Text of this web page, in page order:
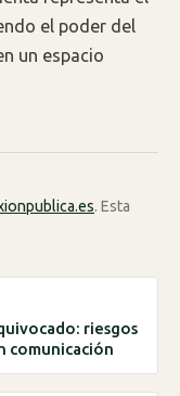
el poder del
un espacio
. Esta
riesgos
comunicación